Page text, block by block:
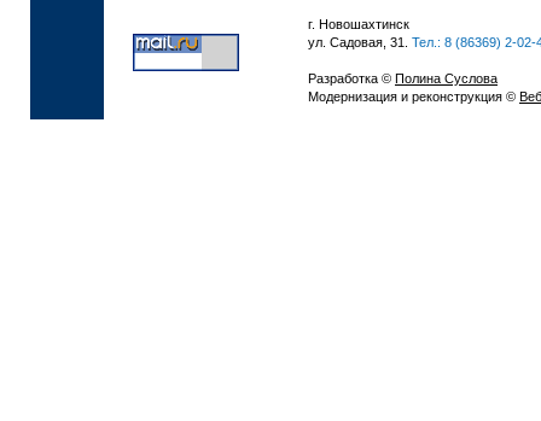
г. Новошахтинск
ул. Садовая, 31. Тел.: 8 (86369) 2-02-
Разработка © Полина Суслова
Модернизация и реконструкция ©